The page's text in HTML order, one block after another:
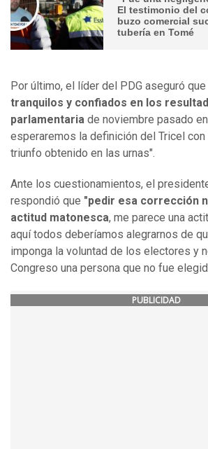
El testimonio del
buzo comercial
tubería en Tomé
Por último, el líder del PDG aseguró que
tranquilos y confiados en los
parlamentaria de noviembre pasado
esperaremos la definición del Tricel con
triunfo obtenido en las urnas".
Ante los cuestionamientos, el
respondió que "pedir esa corrección
actitud matonesca, me parece una
aquí todos deberíamos alegrarnos de
imponga la voluntad de los electores y
Congreso una persona que no fue
PUBLICIDAD